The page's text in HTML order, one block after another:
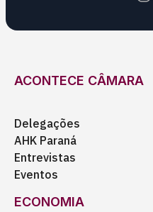
ACONTECE CÂMARA
Delegações
AHK Paraná
Entrevistas
Eventos
ECONOMIA